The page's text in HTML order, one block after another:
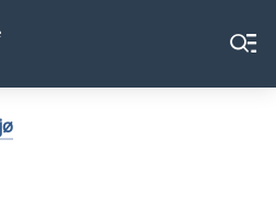
Sør-
Aurdal
kommune
Meny